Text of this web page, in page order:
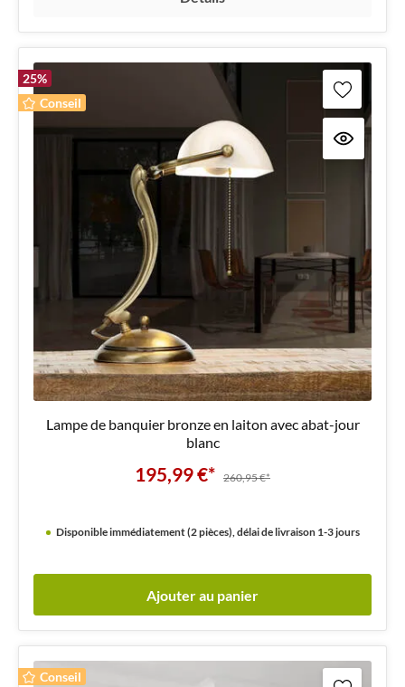
25%
Conseil
Lampe de banquier bronze en laiton avec abat-jour
blanc
195,99 €* 260,95 €*
Disponible immédiatement (2 pièces), délai de livraison 1-3 jours
Ajouter au panier
Conseil